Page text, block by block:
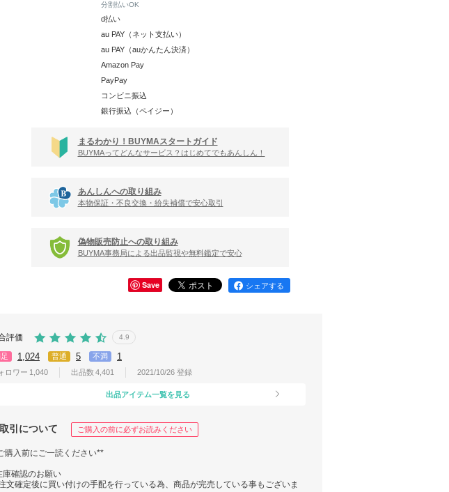
分割払いOK
d払い
au PAY（ネット支払い）
au PAY（auかんたん決済）
Amazon Pay
PayPay
コンビニ振込
銀行振込（ペイジー）
まるわかり！BUYMAスタートガイド
BUYMAってどんなサービス？はじめてでもあんしん！
あんしんへの取り組み
本物保証・不良交換・紛失補償で安心取引
偽物販売防止への取り組み
BUYMA事務局による出品監視や無料鑑定で安心
Save シェアする
評価 4.9
1,024 普通 5 不満 1
ロワー 1,040 出品数 4,401 2021/10/26 登録
出品アイテム一覧を見る
引について ご購入の前に必ずお読みください
購入前にご一読ください**
庫確認のお願い
文確定後に買い付けの手配を行っている為、商品が完売している事もございま